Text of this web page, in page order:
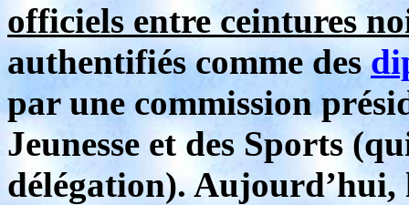
officiels entre ceintures
authentifiés comme des
par une commission
Jeunesse et des Sports
délégation).